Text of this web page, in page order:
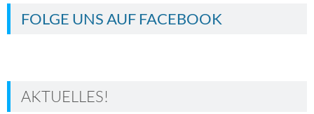
FOLGE UNS AUF FACEBOOK
AKTUELLES!